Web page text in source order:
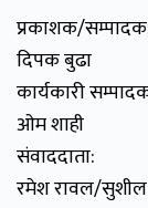
प्रकाशक/
दिपक बुढा
कार्यकारी
ओम शाही
संवाददाता:
रमेश रावल/